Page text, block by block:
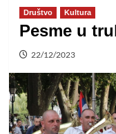
Društvo Kultura
Pesme u
22/12/2023